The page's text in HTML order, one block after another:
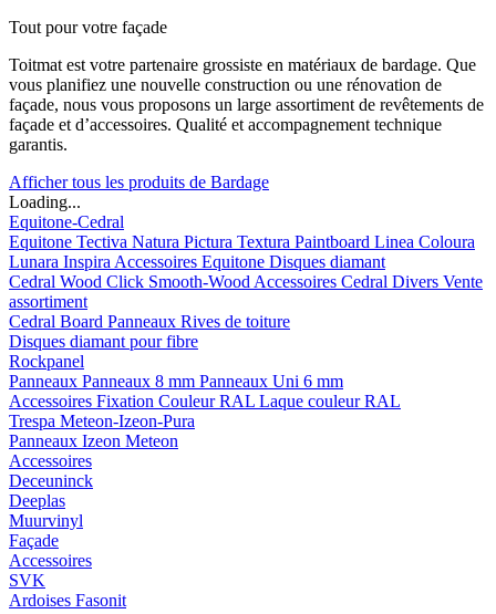
Tout pour votre façade
Toitmat est votre partenaire grossiste en matériaux de bardage. Que
vous planifiez une nouvelle construction ou une rénovation de
façade, nous vous proposons un large assortiment de revêtements de
façade et d’accessoires. Qualité et accompagnement technique
garantis.
Afficher tous les produits de Bardage
Loading...
Equitone-Cedral
Equitone Tectiva Natura Pictura Textura Paintboard Linea Coloura
Lunara Inspira Accessoires Equitone Disques diamant
Cedral Wood Click Smooth-Wood Accessoires Cedral Divers Vente
assortiment
Cedral Board Panneaux Rives de toiture
Disques diamant pour fibre
Rockpanel
Panneaux Panneaux 8 mm Panneaux Uni 6 mm
Accessoires Fixation Couleur RAL Laque couleur RAL
Trespa Meteon-Izeon-Pura
Panneaux Izeon Meteon
Accessoires
Deceuninck
Deeplas
Muurvinyl
Façade
Accessoires
SVK
Ardoises Fasonit